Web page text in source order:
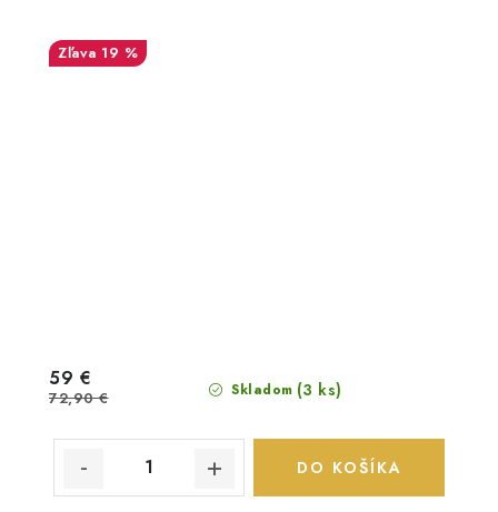
19 %
Skladom (3 ks)
59 €
72,90 €
DO KOŠÍKA